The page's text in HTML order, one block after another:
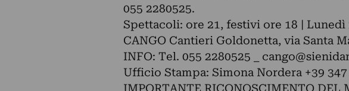
055 2280525.
Spettacoli: ore 21, festivi ore 18 | Lunedì
CANGO Cantieri Goldonetta, via Santa
INFO: Tel. 055 2280525 _
Ufficio Stampa: Simona Nordera +39 347